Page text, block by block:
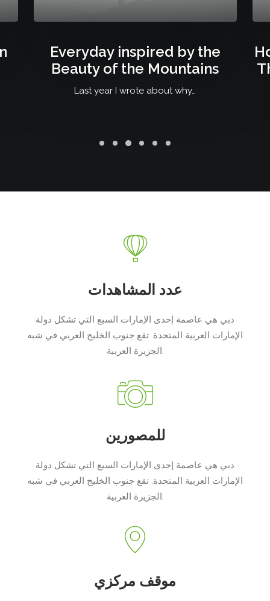
Everyday inspired by the
Beauty of the Mountains
Last year I wrote about why…
عدد المشاهدات
دبي هي عاصمة إحدى الإمارات السبع التي تشكل دولة
الإمارات العربية المتحدة. تقع جنوب الخليج العربي في شبه
الجزيرة العربية.
للمصورين
دبي هي عاصمة إحدى الإمارات السبع التي تشكل دولة
الإمارات العربية المتحدة. تقع جنوب الخليج العربي في شبه
الجزيرة العربية.
موقف مركزي